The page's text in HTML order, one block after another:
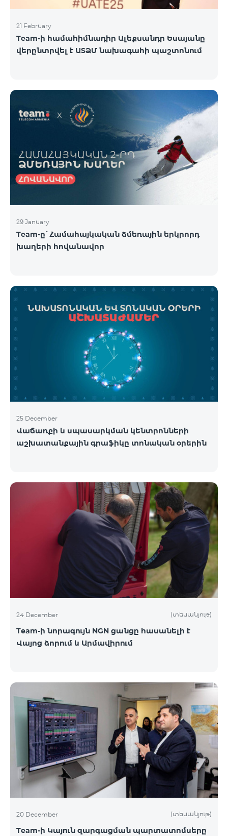
21 February
Team-ի համահիմնադիր Ալեքսանդր Եսայանը
վերընտրվել է ԱՏՁՄ նախագահի պաշտոնում
29 January
Team-ը`Համահայկական ձմեռային երկրորդ
խաղերի հովանավոր
25 December
Վաճառքի և սպասարկման կենտրոնների
աշխատանքային գրաֆիկը տոնական օրերին
24 December (տեսանյութ)
Team-ի նորագույն NGN ցանցը հասանելի է
Վայոց ձորում և Արմավիրում
20 December (տեսանյութ)
Team-ի Կայուն զարգացման պարտատոմսերը